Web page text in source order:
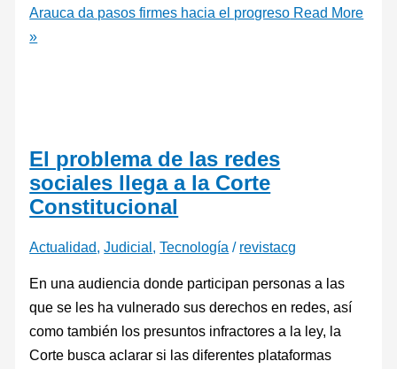
Arauca da pasos firmes hacia el progreso Read More
»
El problema de las redes
sociales llega a la Corte
Constitucional
Actualidad,Judicial,Tecnología / revistacg
En una audiencia donde participan personas a las
que se les ha vulnerado sus derechos en redes, así
como también los presuntos infractores a la ley, la
Corte busca aclarar si las diferentes plataformas